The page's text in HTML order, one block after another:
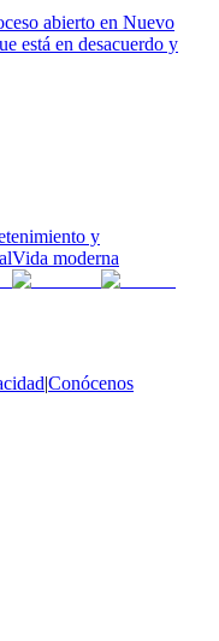
abierto en Nuevo
está en desacuerdo y
y
Vida moderna
|Conócenos